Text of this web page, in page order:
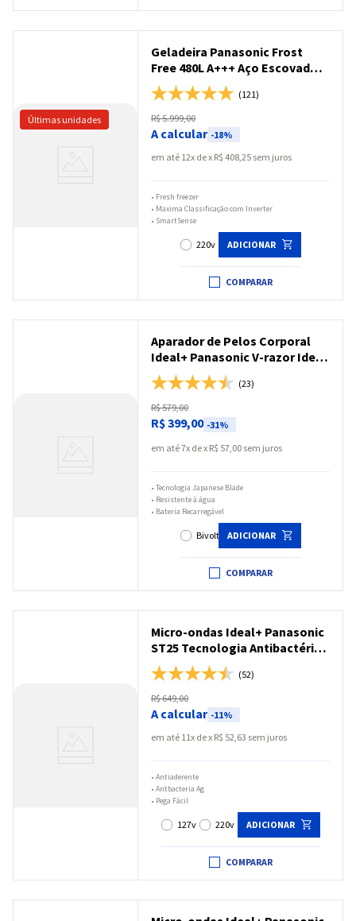
Geladeira Panasonic Frost
Free 480L A+++ Aço Escovado -
NR-BB71PVFX
(121)
R$5.999,00
A calcular -18%
em até 12 x R$ 408,25 sem juros
• Fresh freezer
• Maxima Classificação com Inverter
• SmartSense
COMPARAR
220v ADICIONAR
Aparador de Pelos Corporal
Ideal+ Panasonic V-razor Ideal
para Peles Sensíveis Bivolt -
ER-GK80-S572
(23)
R$579,00
R$399,00 -31%
em até7 x R$ 57,00 sem juros
• Tecnologia Japanese Blade
• Resistente à água
• Bateria Recarregável
COMPARAR
Bivolt ADICIONAR
Micro-ondas Ideal+ Panasonic
ST25 Tecnologia Antibactéria
21L Branco - NN-ST25LWRU
(52)
R$649,00
A calcular -11%
em até 11 x R$ 52,63 sem juros
• Antiaderente
• Antbacteria Ag
• Pega Fácil
COMPARAR
127v 220v ADICIONAR